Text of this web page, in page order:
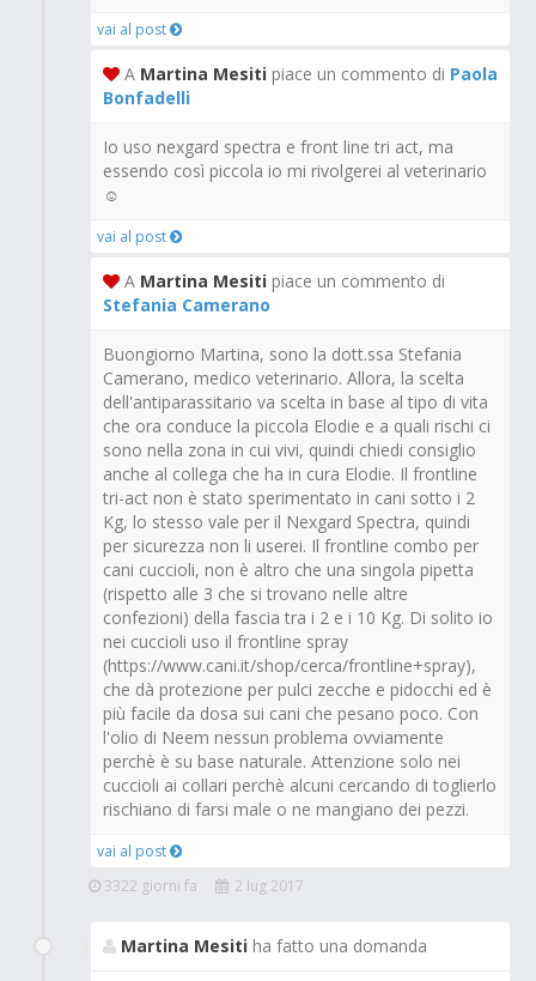
vai al post
A Martina Mesiti piace un commento di Paola
Bonfadelli
Io uso nexgard spectra e front line tri act, ma
essendo così piccola io mi rivolgerei al veterinario
☺
vai al post
A Martina Mesiti piace un commento di
Stefania Camerano
Buongiorno Martina, sono la dott.ssa Stefania
Camerano, medico veterinario. Allora, la scelta
dell'antiparassitario va scelta in base al tipo di vita
che ora conduce la piccola Elodie e a quali rischi ci
sono nella zona in cui vivi, quindi chiedi consiglio
anche al collega che ha in cura Elodie. Il frontline
tri-act non è stato sperimentato in cani sotto i 2
Kg, lo stesso vale per il Nexgard Spectra, quindi
per sicurezza non li userei. Il frontline combo per
cani cuccioli, non è altro che una singola pipetta
(rispetto alle 3 che si trovano nelle altre
confezioni) della fascia tra i 2 e i 10 Kg. Di solito io
nei cuccioli uso il frontline spray
(https://www.cani.it/shop/cerca/frontline+spray),
che dà protezione per pulci zecche e pidocchi ed è
più facile da dosa sui cani che pesano poco. Con
l'olio di Neem nessun problema ovviamente
perchè è su base naturale. Attenzione solo nei
cuccioli ai collari perchè alcuni cercando di toglierlo
rischiano di farsi male o ne mangiano dei pezzi.
vai al post
3322 giorni fa
2 lug 2017
Martina Mesiti ha fatto una domanda